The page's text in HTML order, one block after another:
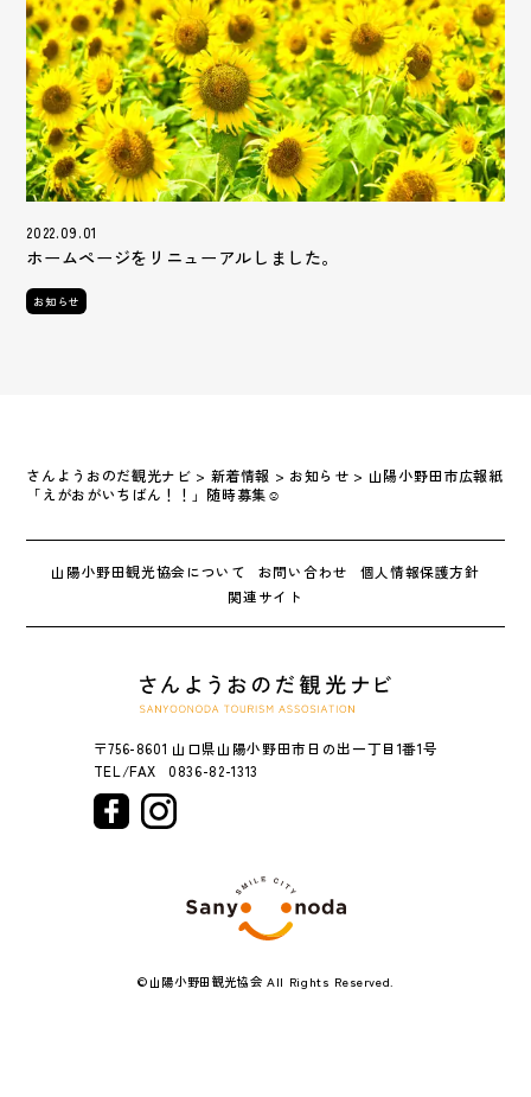
ホームページをリニューアルしました。
お知らせ
2022.09.01
さんようおのだ観光ナビ > 新着情報 > お知らせ > 山陽小野田市広報紙
「えがおがいちばん！！」随時募集☺
山陽小野田観光協会について お問い合わせ
個人情報保護方針
関連サイト
〒756-8601 山口県山陽小野田市日の出一丁目1番1号
0836-82-1313
©山陽小野田観光協会 All Rights Reserved.